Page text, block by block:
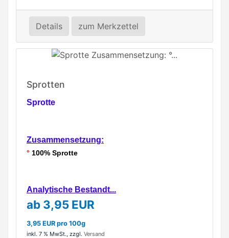
Details zum Merkzettel
Sprotten
Sprotte
Zusammensetzung:
° 100% Sprotte
Analytische Bestandt...
ab 3,95 EUR
3,95 EUR pro 100g
inkl. 7 % MwSt., zzgl. Versand